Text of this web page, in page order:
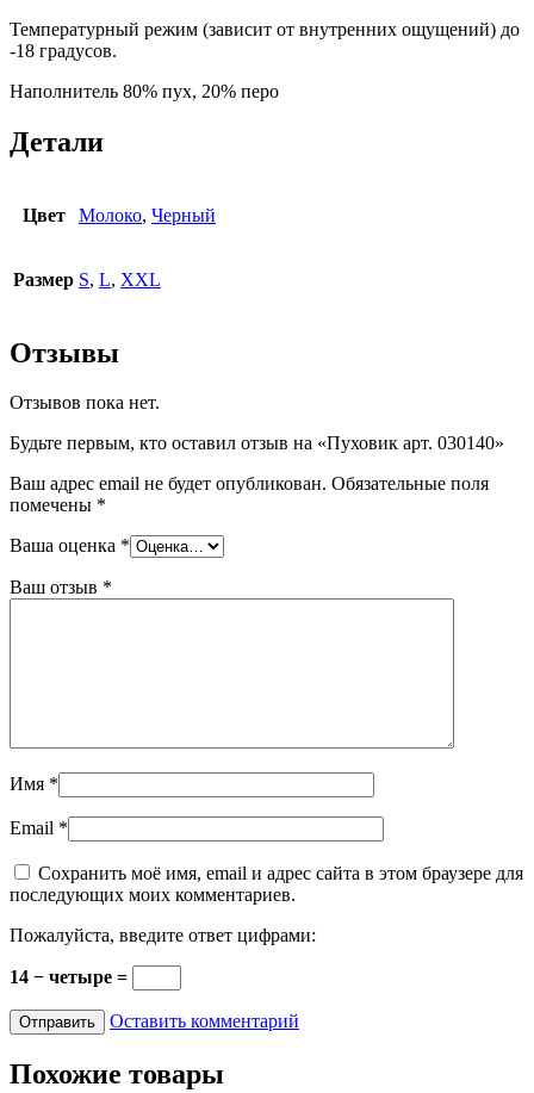
Температурный режим (зависит от внутренних ощущений) до
-18 градусов.
Наполнитель 80% пух, 20% перо
Детали
Цвет Молоко, Черный
Размер S, L, XXL
Отзывы
Отзывов пока нет.
Будьте первым, кто оставил отзыв на «Пуховик арт. 030140»
Ваш адрес email не будет опубликован. Обязательные поля
помечены *
Ваша оценка *
Ваш отзыв *
Имя *
Email *
Сохранить моё имя, email и адрес сайта в этом браузере для
последующих моих комментариев.
Пожалуйста, введите ответ цифрами:
14 − четыре =
Оставить комментарий
Похожие товары